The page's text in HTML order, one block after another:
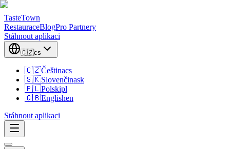
TasteTown
RestauraceBlogPro Partnery
Stáhnout aplikaci
🇨🇿cs
🇨🇿Češtinacs
🇸🇰Slovenčinask
🇵🇱Polskipl
🇬🇧Englishen
Stáhnout aplikaci